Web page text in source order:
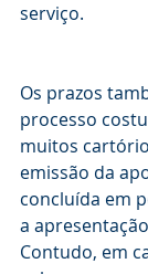
serviço.
Os prazos
processo
muitos
emissão da
concluída em
a
Contudo, em